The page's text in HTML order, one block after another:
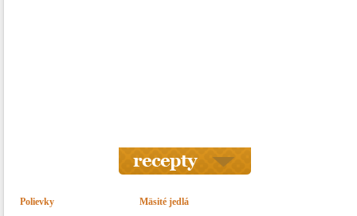
Polievky Mäsité jedlá